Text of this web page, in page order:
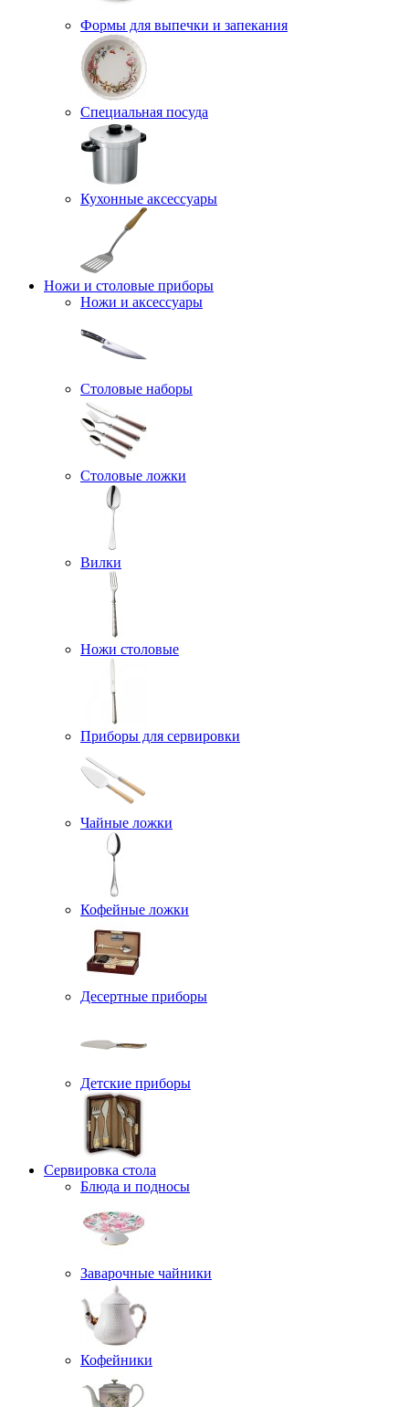
Формы для выпечки и запекания
Специальная посуда
Кухонные аксессуары
Ножи и столовые приборы
Ножи и аксессуары
Столовые наборы
Столовые ложки
Вилки
Ножи столовые
Приборы для сервировки
Чайные ложки
Кофейные ложки
Десертные приборы
Детские приборы
Сервировка стола
Блюда и подносы
Заварочные чайники
Кофейники